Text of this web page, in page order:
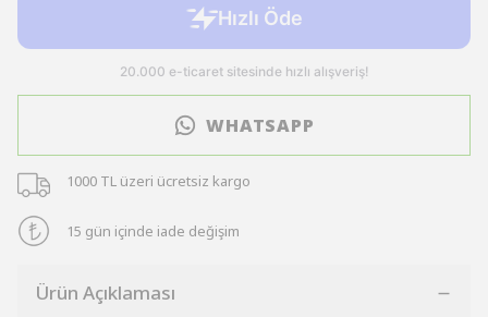
WHATSAPP
1000 TL üzeri ücretsiz kargo
15 gün içinde iade değişim
Ürün Açıklaması